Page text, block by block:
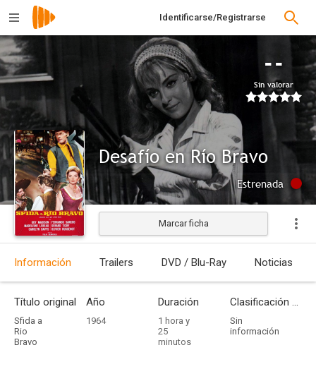
Identificarse/Registrarse
--
Sin valorar
Desafío en Río Bravo
Estrenada
Marcar ficha
Información Trailers DVD / Blu-Ray Noticias
Título original
Sfida a
Rio
Bravo
Año
1964
Duración
1 hora y
25
minutos
Clasificación por edades
Sin
información